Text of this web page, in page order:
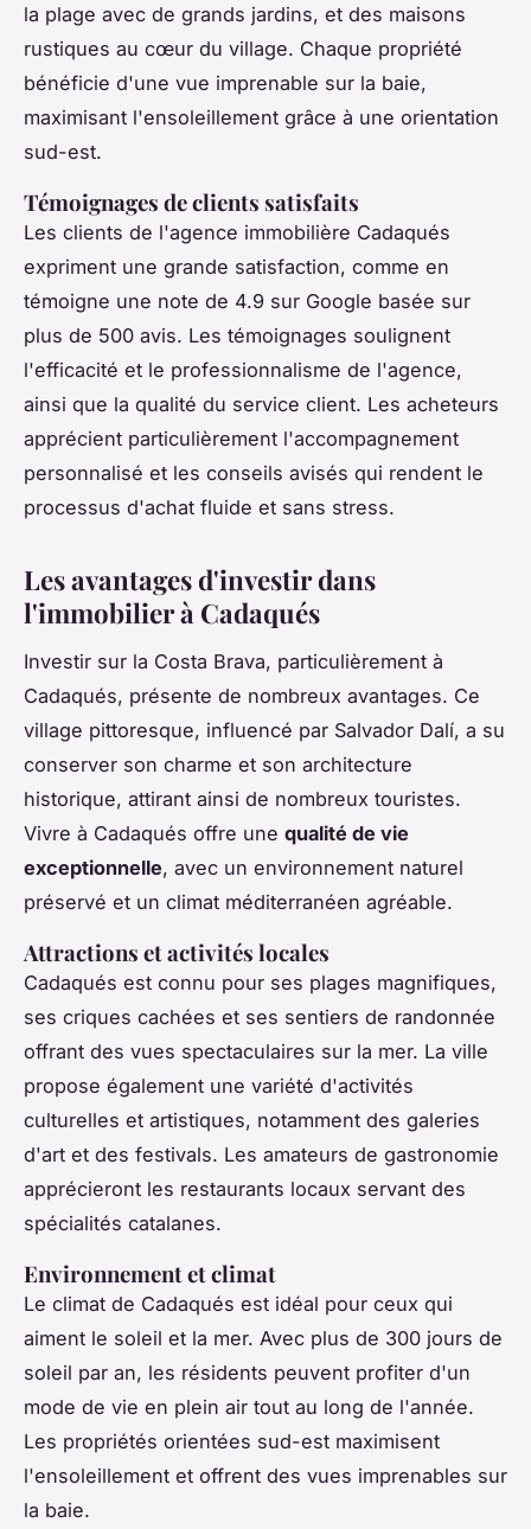
la plage avec de grands jardins, et des maisons
rustiques au cœur du village. Chaque propriété
bénéficie d'une vue imprenable sur la baie,
maximisant l'ensoleillement grâce à une orientation
sud-est.
Témoignages de clients satisfaits
Les clients de l'agence immobilière Cadaqués
expriment une grande satisfaction, comme en
témoigne une note de 4.9 sur Google basée sur
plus de 500 avis. Les témoignages soulignent
l'efficacité et le professionnalisme de l'agence,
ainsi que la qualité du service client. Les acheteurs
apprécient particulièrement l'accompagnement
personnalisé et les conseils avisés qui rendent le
processus d'achat fluide et sans stress.
Les avantages d'investir dans
l'immobilier à Cadaqués
Investir sur la Costa Brava, particulièrement à
Cadaqués, présente de nombreux avantages. Ce
village pittoresque, influencé par Salvador Dalí, a su
conserver son charme et son architecture
historique, attirant ainsi de nombreux touristes.
Vivre à Cadaqués offre une qualité de vie
exceptionnelle, avec un environnement naturel
préservé et un climat méditerranéen agréable.
Attractions et activités locales
Cadaqués est connu pour ses plages magnifiques,
ses criques cachées et ses sentiers de randonnée
offrant des vues spectaculaires sur la mer. La ville
propose également une variété d'activités
culturelles et artistiques, notamment des galeries
d'art et des festivals. Les amateurs de gastronomie
apprécieront les restaurants locaux servant des
spécialités catalanes.
Environnement et climat
Le climat de Cadaqués est idéal pour ceux qui
aiment le soleil et la mer. Avec plus de 300 jours de
soleil par an, les résidents peuvent profiter d'un
mode de vie en plein air tout au long de l'année.
Les propriétés orientées sud-est maximisent
l'ensoleillement et offrent des vues imprenables sur
la baie.